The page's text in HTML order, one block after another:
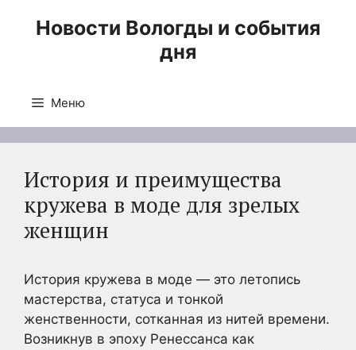
Новости Вологды и события
дня
Меню
История и преимущества
кружева в моде для зрелых
женщин
История кружева в моде — это летопись
мастерства, статуса и тонкой
женственности, сотканная из нитей времени.
Возникнув в эпоху Ренессанса как